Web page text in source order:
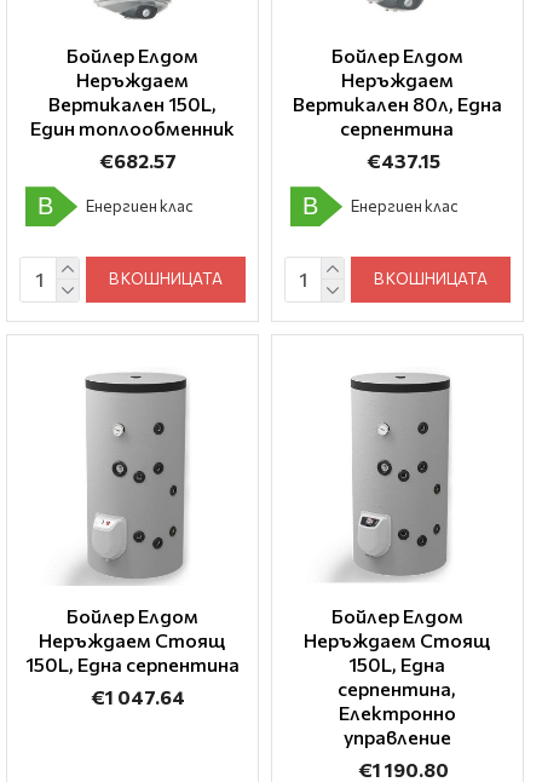
Бойлер Елдом
Неръждаем
Вертикален 150L,
Един топлообменник
€682.57
B Енергиен клас
В КОШНИЦАТА
Бойлер Елдом
Неръждаем
Вертикален 80л, Една
серпентина
€437.15
B Енергиен клас
В КОШНИЦАТА
Бойлер Елдом
Неръждаем Стоящ
150L, Една серпентина
€1 047.64
Бойлер Елдом
Неръждаем Стоящ
150L, Една
серпентина,
Електронно
управление
€1 190.80